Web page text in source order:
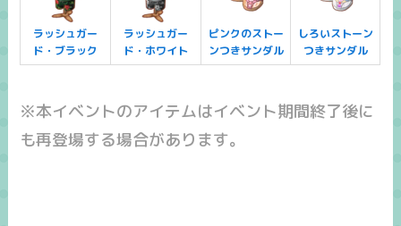
ラッシュガー
ド・ブラック
ラッシュガー
ド・ホワイト
ピンクのストー
ンつきサンダル
しろいストーン
つきサンダル
※本イベントのアイテムはイベント期間終了後に
も再登場する場合があります。